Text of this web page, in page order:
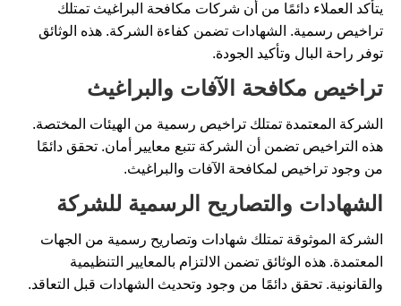
يتأكد العملاء دائمًا من أن شركات مكافحة البراغيث تمتلك
تراخيص رسمية. الشهادات تضمن كفاءة الشركة. هذه الوثائق
توفر راحة البال وتأكيد الجودة.
تراخيص مكافحة الآفات والبراغيث
الشركة المعتمدة تمتلك تراخيص رسمية من الهيئات المختصة.
هذه التراخيص تضمن أن الشركة تتبع معايير أمان. تحقق دائمًا
من وجود تراخيص لمكافحة الآفات والبراغيث.
الشهادات والتصاريح الرسمية للشركة
الشركة الموثوقة تمتلك شهادات وتصاريح رسمية من الجهات
المعتمدة. هذه الوثائق تضمن الالتزام بالمعايير التنظيمية
والقانونية. تحقق دائمًا من وجود وتحديث الشهادات قبل التعاقد.